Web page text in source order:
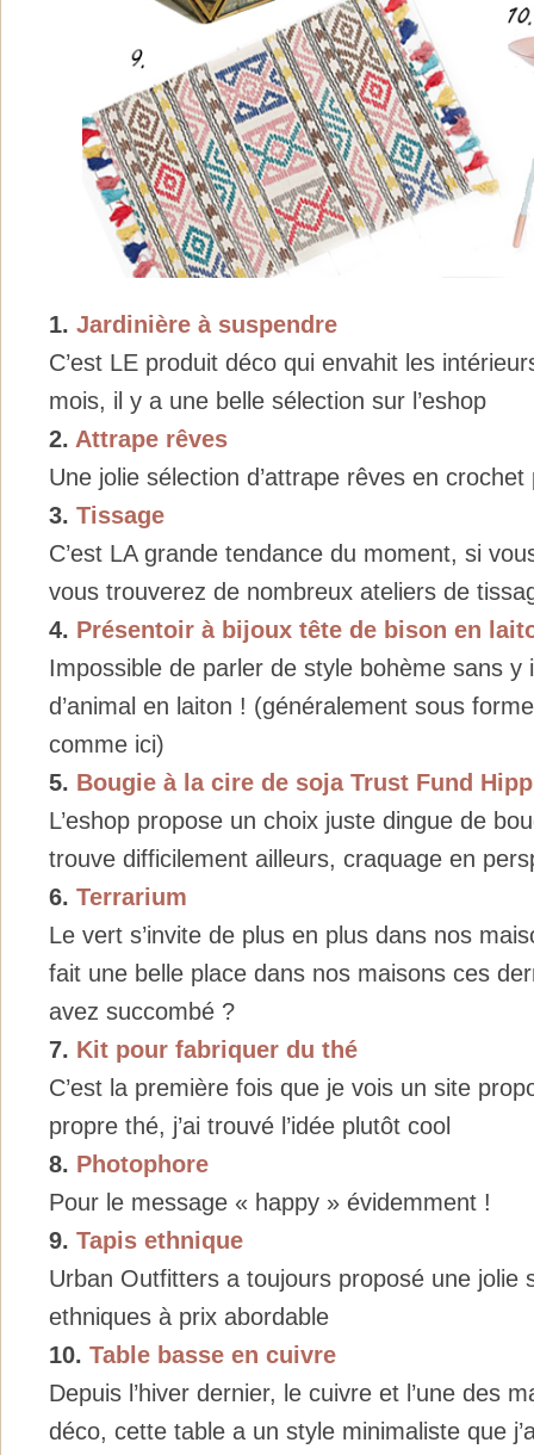
1. Jardinière à suspendre
C’est LE produit déco qui envahit les
mois, il y a une belle sélection sur l’eshop
2. Attrape rêves
Une jolie sélection d’attrape rêves en
3. Tissage
C’est LA grande tendance du moment, si
vous trouverez de nombreux ateliers de
4. Présentoir à bijoux tête de bison en
Impossible de parler de style bohème sans y
d’animal en laiton ! (généralement sous
comme ici)
5. Bougie à la cire de soja Trust Fund
L’eshop propose un choix juste dingue de
trouve difficilement ailleurs, craquage en
6. Terrarium
Le vert s’invite de plus en plus dans nos
fait une belle place dans nos maisons ces
avez succombé ?
7. Kit pour fabriquer du thé
C’est la première fois que je vois un site
propre thé, j’ai trouvé l’idée plutôt cool
8. Photophore
Pour le message « happy » évidemment !
9. Tapis ethnique
Urban Outfitters a toujours proposé une jolie
ethniques à prix abordable
10. Table basse en cuivre
Depuis l’hiver dernier, le cuivre et l’une des
déco, cette table a un style minimaliste que